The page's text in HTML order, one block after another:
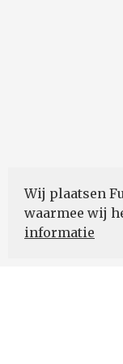
Wij plaatsen
waarmee wij
informatie